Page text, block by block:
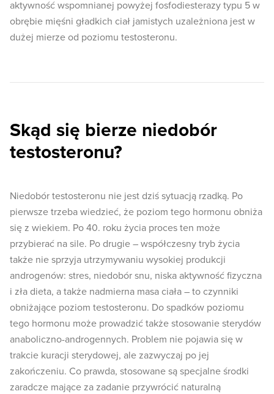
aktywność wspomnianej powyżej fosfodiesterazy typu 5 w
obrębie mięśni gładkich ciał jamistych uzależniona jest w
dużej mierze od poziomu testosteronu.
Skąd się bierze niedobór
testosteronu?
Niedobór testosteronu nie jest dziś sytuacją rzadką. Po
pierwsze trzeba wiedzieć, że poziom tego hormonu obniża
się z wiekiem. Po 40. roku życia proces ten może
przybierać na sile. Po drugie – współczesny tryb życia
także nie sprzyja utrzymywaniu wysokiej produkcji
androgenów: stres, niedobór snu, niska aktywność fizyczna
i zła dieta, a także nadmierna masa ciała – to czynniki
obniżające poziom testosteronu. Do spadków poziomu
tego hormonu może prowadzić także stosowanie sterydów
anaboliczno-androgennych. Problem nie pojawia się w
trakcie kuracji sterydowej, ale zazwyczaj po jej
zakończeniu. Co prawda, stosowane są specjalne środki
zaradcze mające za zadanie przywrócić naturalną